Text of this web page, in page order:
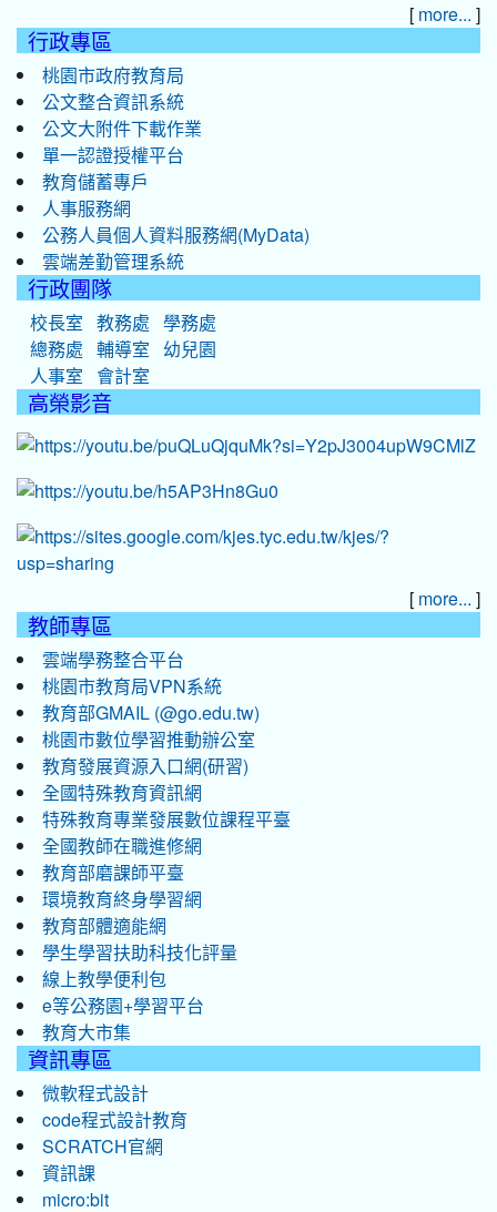
[ more... ]
行政專區
桃園市政府教育局
公文整合資訊系統
公文大附件下載作業
單一認證授權平台
教育儲蓄專戶
人事服務網
公務人員個人資料服務網(MyData)
雲端差勤管理系統
行政團隊
校長室 教務處
學務處
總務處
輔導室
幼兒園
人事室
會計室
高榮影音
[ more... ]
教師專區
雲端學務整合平台
桃園市教育局VPN系統
教育部GMAIL (@go.edu.tw)
桃園市數位學習推動辦公室
教育發展資源入口網(研習)
全國特殊教育資訊網
特殊教育專業發展數位課程平臺
全國教師在職進修網
教育部磨課師平臺
環境教育終身學習網
教育部體適能網
學生學習扶助科技化評量
線上教學便利包
e等公務園+學習平台
教育大市集
資訊專區
微軟程式設計
code程式設計教育
SCRATCH官網
資訊課
micro:bit